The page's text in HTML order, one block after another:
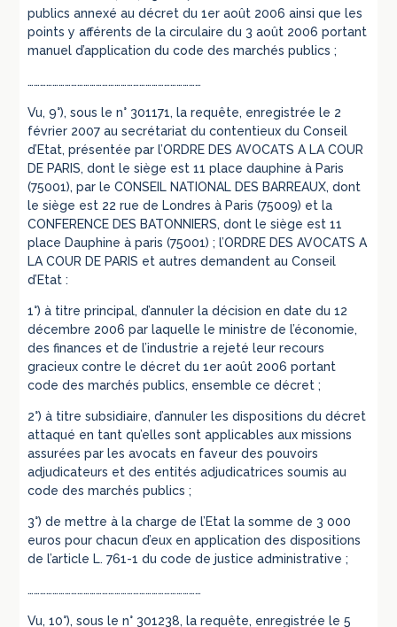
publics annexé au décret du 1er août 2006 ainsi que les
points y afférents de la circulaire du 3 août 2006 portant
manuel d’application du code des marchés publics ;
…………………………………………………………………………
Vu, 9°), sous le n° 301171, la requête, enregistrée le 2
février 2007 au secrétariat du contentieux du Conseil
d’Etat, présentée par l’ORDRE DES AVOCATS A LA COUR
DE PARIS, dont le siège est 11 place dauphine à Paris
(75001), par le CONSEIL NATIONAL DES BARREAUX, dont
le siège est 22 rue de Londres à Paris (75009) et la
CONFERENCE DES BATONNIERS, dont le siège est 11
place Dauphine à paris (75001) ; l’ORDRE DES AVOCATS A
LA COUR DE PARIS et autres demandent au Conseil
d’Etat :
1°) à titre principal, d’annuler la décision en date du 12
décembre 2006 par laquelle le ministre de l’économie,
des finances et de l’industrie a rejeté leur recours
gracieux contre le décret du 1er août 2006 portant
code des marchés publics, ensemble ce décret ;
2°) à titre subsidiaire, d’annuler les dispositions du décret
attaqué en tant qu’elles sont applicables aux missions
assurées par les avocats en faveur des pouvoirs
adjudicateurs et des entités adjudicatrices soumis au
code des marchés publics ;
3°) de mettre à la charge de l’Etat la somme de 3 000
euros pour chacun d’eux en application des dispositions
de l’article L. 761-1 du code de justice administrative ;
…………………………………………………………………………
Vu, 10°), sous le n° 301238, la requête, enregistrée le 5